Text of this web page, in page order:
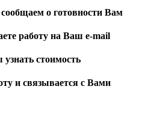
о готовности Вам
работу на Ваш e-mail
узнать стоимость
и связывается с Вами